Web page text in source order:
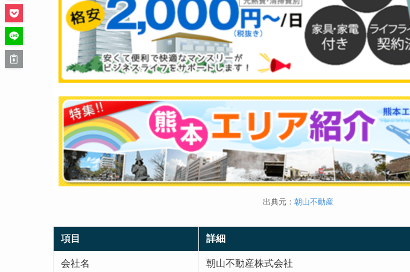
出典元： 朝山不動産
項目 詳細
会社名 朝山不動産株式会社